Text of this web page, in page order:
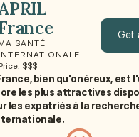
SANTÉ
$$$
Get
bien qu'onéreux, est
les plus attractives
les expatriés à la